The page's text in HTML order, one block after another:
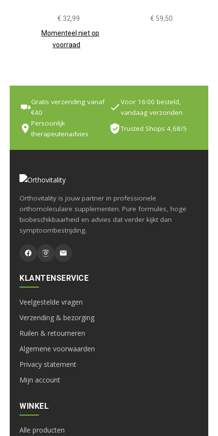
€ 32,99
Momenteel niet op
voorraad
€ 59,50
Gratis verzending vanaf
€40
Voor 16:00 besteld,
vandaag verzonden
Persoonlijk
therapeutenadvies
Trusted Shops 4,68/5
Orthovitality is jouw partner in professionele
orthomoleculaire supplementen. Pure formules, hoge
biobeschikbaarheid en advies dat verder kijkt dan
symptoombestrijding.
KLANTENSERVICE
Veelgestelde vragen
Verzending & bezorging
Ruilen & retourneren
Algemene voorwaarden
Privacy statement
Mijn account
WINKEL
Alle producten